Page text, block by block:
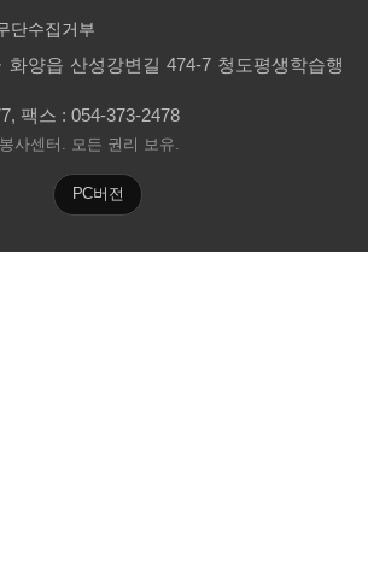
단수집거부
화양읍 산성강변길 474-7 청도평생학습행
, 팩스 : 054-373-2478
사센터. 모든 권리 보유.
PC버전